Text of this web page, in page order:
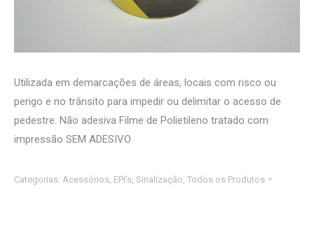
Utilizada em demarcações de áreas, locais com risco ou
perigo e no trânsito para impedir ou delimitar o acesso de
pedestre. Não adesiva Filme de Polietileno tratado com
impressão SEM ADESIVO
Categorias: Acessórios EPI's Sinalização Todos os Produtos